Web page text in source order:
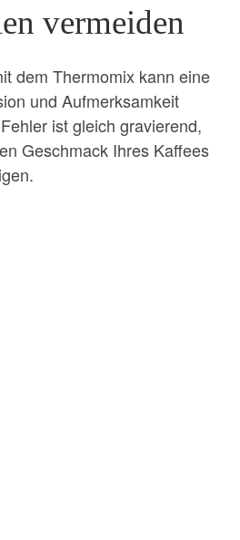
vermeiden
dem Thermomix kann eine
und Aufmerksamkeit
ist gleich gravierend,
Geschmack Ihres Kaffees